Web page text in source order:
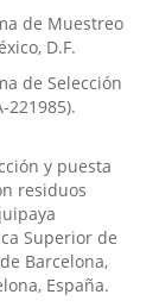
de Muestreo
D.F.
de Selección
221985).
y puesta
residuos
Superior de
Barcelona,
España.